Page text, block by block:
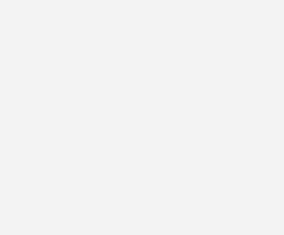
Energiewende auf dem Laufenden bleiben?
einfach den kostenlosen Newsletter von
– dem größten verbandsunabhängigen
Energien in Deutschland!
Zubau bis Ende der
Ende 2024 Solaranlagen mit einer Leistung
Das sind immerhin 46 Prozent der